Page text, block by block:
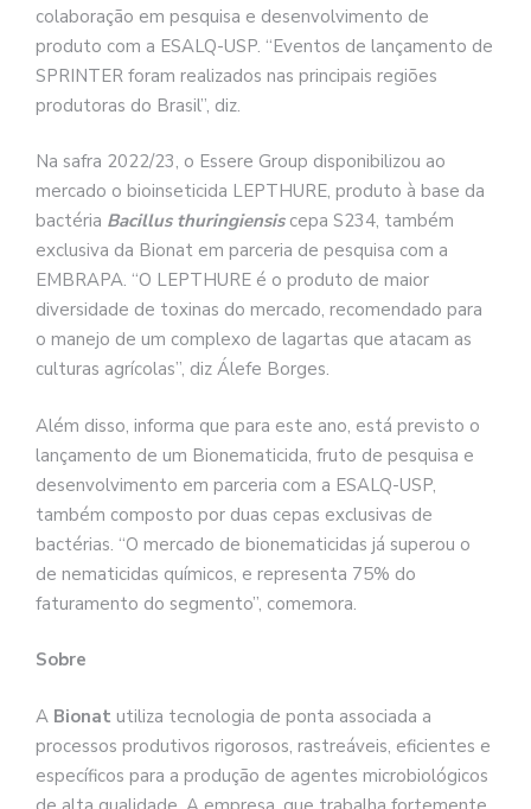
colaboração em pesquisa e desenvolvimento de
produto com a ESALQ-USP. “Eventos de lançamento de
SPRINTER foram realizados nas principais regiões
produtoras do Brasil”, diz.
Na safra 2022/23, o Essere Group disponibilizou ao
mercado o bioinseticida LEPTHURE, produto à base da
bactéria Bacillus thuringiensiscepa S234, também
exclusiva da Bionat em parceria de pesquisa com a
EMBRAPA. “O LEPTHURE é o produto de maior
diversidade de toxinas do mercado, recomendado para
o manejo de um complexo de lagartas que atacam as
culturas agrícolas”, diz Álefe Borges.
Além disso, informa que para este ano, está previsto o
lançamento de um Bionematicida, fruto de pesquisa e
desenvolvimento em parceria com a ESALQ-USP,
também composto por duas cepas exclusivas de
bactérias. “O mercado de bionematicidas já superou o
de nematicidas químicos, e representa 75% do
faturamento do segmento”, comemora.
Sobre
A Bionat utiliza tecnologia de ponta associada a
processos produtivos rigorosos, rastreáveis, eficientes e
específicos para a produção de agentes microbiológicos